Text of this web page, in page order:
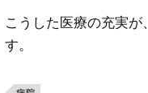
こうした医療の充実
す。